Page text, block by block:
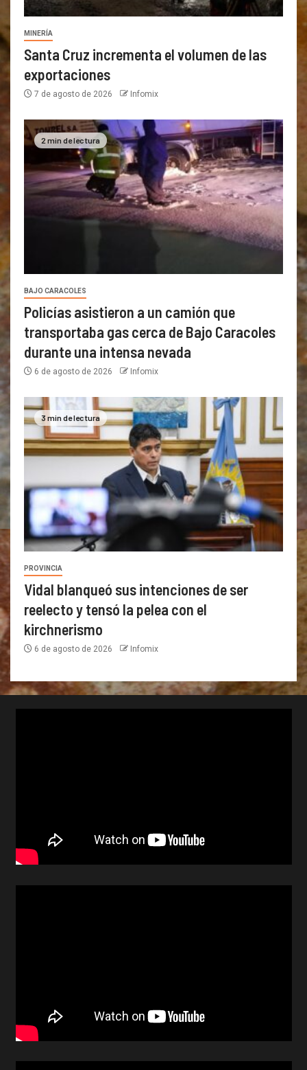
MINERÍA
Santa Cruz incrementa el volumen de las
exportaciones
7 de agosto de 2026 Infomix
2 min de lectura
BAJO CARACOLES
Policías asistieron a un camión que
transportaba gas cerca de Bajo Caracoles
durante una intensa nevada
6 de agosto de 2026 Infomix
3 min de lectura
PROVINCIA
Vidal blanqueó sus intenciones de ser
reelecto y tensó la pelea con el
kirchnerismo
6 de agosto de 2026 Infomix